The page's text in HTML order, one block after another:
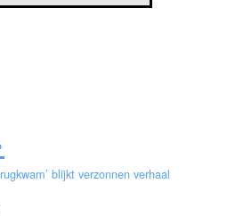
blijkt verzonnen verhaal